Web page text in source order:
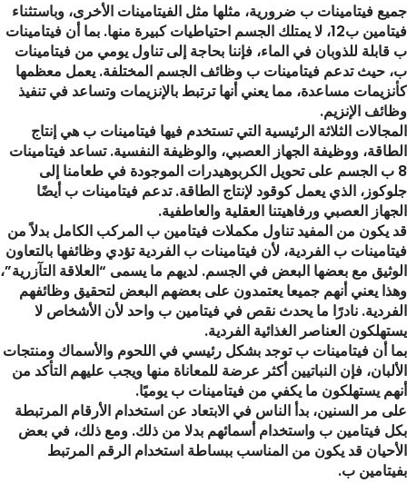
جميع فيتامينات ب ضرورية، مثلها مثل الفيتامينات الأخرى، وباستثناء
فيتامين ب12، لا يمتلك الجسم احتياطيات كبيرة منها. بما أن فيتامينات
ب قابلة للذوبان في الماء، فإننا بحاجة إلى تناول يومي من فيتامينات
ب، حيث تدعم فيتامينات ب وظائف الجسم المختلفة. يعمل معظمها
كأنزيمات مساعدة، مما يعني أنها ترتبط بالإنزيمات وتساعد في تنفيذ
وظائف الإنزيم.
المجالات الثلاثة الرئيسية التي تستخدم فيها فيتامينات ب هي إنتاج
الطاقة، ووظيفة الجهاز العصبي، والوظيفة النفسية. تساعد فيتامينات
8 ب الجسم على تحويل الكربوهيدرات الموجودة في طعامنا إلى
جلوكوز، الذي يعمل كوقود لإنتاج الطاقة. تدعم فيتامينات ب أيضًا
الجهاز العصبي ورفاهيتنا العقلية والعاطفية.
قد يكون من المفيد تناول مكملات فيتامين ب المركب الكامل بدلاً من
فيتامينات ب الفردية، لأن فيتامينات ب الفردية تؤدي وظائفها بالتعاون
الوثيق مع بعضها البعض في الجسم. لديهم ما يسمى “العلاقة التآزرية”،
وهذا يعني أنهم جميعا يعتمدون على بعضهم البعض لتحقيق وظائفهم
الفردية. نادرًا ما يحدث نقص في فيتامين ب واحد لأن الأشخاص لا
يستهلكون العناصر الغذائية الفردية.
بما أن فيتامينات ب توجد بشكل رئيسي في اللحوم والأسماك ومنتجات
الألبان، فإن النباتيين أكثر عرضة للمعاناة منها ويجب عليهم التأكد من
أنهم يستهلكون ما يكفي من فيتامينات ب يوميًا.
على مر السنين، بدأ الناس في الابتعاد عن استخدام الأرقام المرتبطة
بكل فيتامين ب واستخدام أسمائهم بدلا من ذلك. ومع ذلك، في بعض
الأحيان قد يكون من المناسب ببساطة استخدام الرقم المرتبط
بفيتامين ب.